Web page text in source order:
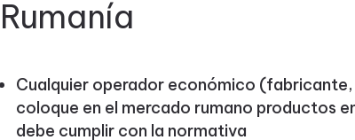
Rumanía
Cualquier operador económico
coloque en el mercado rumano productos
debe cumplir con la normativa